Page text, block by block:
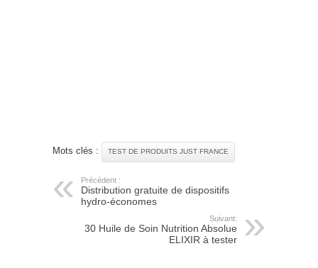
Mots clés : TEST DE PRODUITS JUST FRANCE
Précédent :
Distribution gratuite de dispositifs
hydro-économes
Suivant:
30 Huile de Soin Nutrition Absolue
ELIXIR à tester